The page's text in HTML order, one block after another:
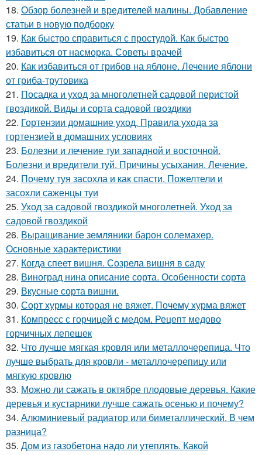
18. Обзор болезней и вредителей малины. Добавление
статьи в новую подборку
19. Как быстро справиться с простудой. Как быстро
избавиться от насморка. Советы врачей
20. Как избавиться от грибов на яблоне. Лечение яблони
от гриба-трутовика
21. Посадка и уход за многолетней садовой перистой
гвоздикой. Виды и сорта садовой гвоздики
22. Гортензии домашние уход. Правила ухода за
гортензией в домашних условиях
23. Болезни и лечение туи западной и восточной.
Болезни и вредители туй. Причины усыхания. Лечение.
24. Почему туя засохла и как спасти. Пожелтели и
засохли саженцы туи
25. Уход за садовой гвоздикой многолетней. Уход за
садовой гвоздикой
26. Выращивание земляники барон солемахер.
Основные характеристики
27. Когда спеет вишня. Созрела вишня в саду
28. Виноград нина описание сорта. Особенности сорта
29. Вкусные сорта вишни.
30. Сорт хурмы которая не вяжет. Почему хурма вяжет
31. Компресс с горчицей с медом. Рецепт медово
горчичных лепешек
32. Что лучше мягкая кровля или металлочерепица. Что
лучше выбрать для кровли - металлочерепицу или
мягкую кровлю
33. Можно ли сажать в октябре плодовые деревья. Какие
деревья и кустарники лучше сажать осенью и почему?
34. Алюминиевый радиатор или биметаллический. В чем
разница?
35. Дом из газобетона надо ли утеплять. Какой